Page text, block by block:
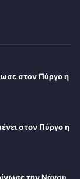
στον Πύργο η
στον Πύργο η
την Νάνσυ